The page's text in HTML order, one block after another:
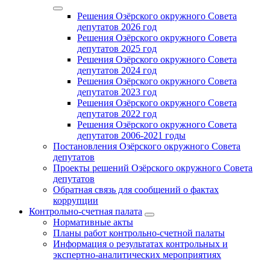
Решения Озёрского окружного Совета
депутатов 2026 год
Решения Озёрского окружного Совета
депутатов 2025 год
Решения Озёрского окружного Совета
депутатов 2024 год
Решения Озёрского окружного Совета
депутатов 2023 год
Решения Озёрского окружного Совета
депутатов 2022 год
Решения Озёрского окружного Совета
депутатов 2006-2021 годы
Постановления Озёрского окружного Совета
депутатов
Проекты решений Озёрского окружного Совета
депутатов
Обратная связь для сообщений о фактах
коррупции
Контрольно-счетная палата
Нормативные акты
Планы работ контрольно-счетной палаты
Информация о результатах контрольных и
экспертно-аналитических мероприятиях